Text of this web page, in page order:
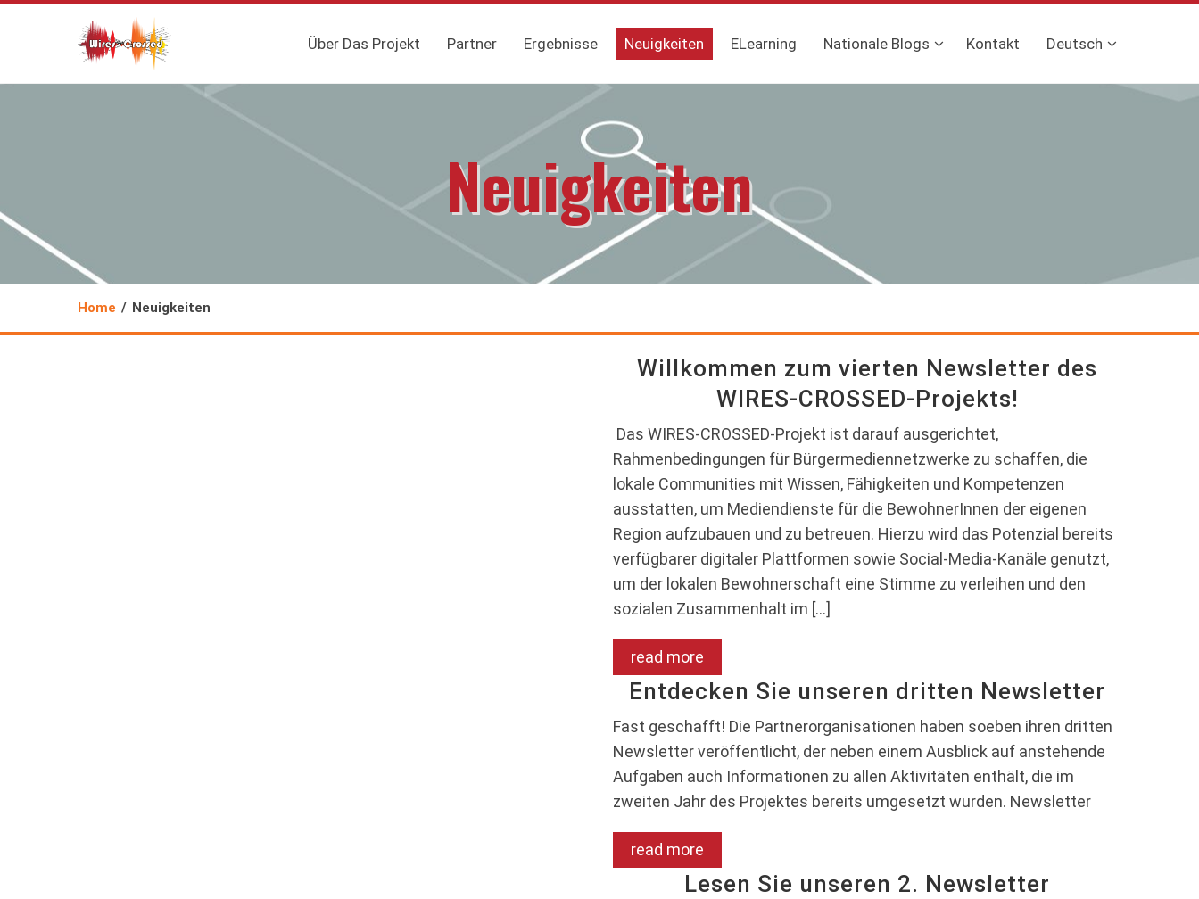
Über Das Projekt Partner Ergebnisse Neuigkeiten ELearning Nationale Blogs Kontakt Deutsch
Neuigkeiten
Home Neuigkeiten
Willkommen zum vierten Newsletter des
WIRES-CROSSED-Projekts!
Das WIRES-CROSSED-Projekt ist darauf ausgerichtet,
Rahmenbedingungen für Bürgermediennetzwerke zu schaffen, die
lokale Communities mit Wissen, Fähigkeiten und Kompetenzen
ausstatten, um Mediendienste für die BewohnerInnen der eigenen
Region aufzubauen und zu betreuen. Hierzu wird das Potenzial bereits
verfügbarer digitaler Plattformen sowie Social-Media-Kanäle genutzt,
um der lokalen Bewohnerschaft eine Stimme zu verleihen und den
sozialen Zusammenhalt im […]
read more
Entdecken Sie unseren dritten Newsletter
Fast geschafft! Die Partnerorganisationen haben soeben ihren dritten
Newsletter veröffentlicht, der neben einem Ausblick auf anstehende
Aufgaben auch Informationen zu allen Aktivitäten enthält, die im
zweiten Jahr des Projektes bereits umgesetzt wurden. Newsletter
read more
Lesen Sie unseren 2. Newsletter